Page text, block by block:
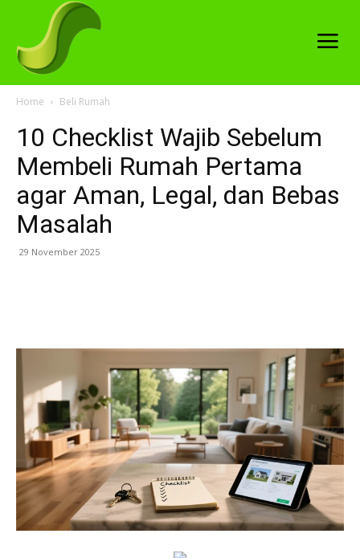
Home Beli Rumah
10 Checklist Wajib Sebelum
Membeli Rumah Pertama
agar Aman, Legal, dan Bebas
Masalah
29 November 2025